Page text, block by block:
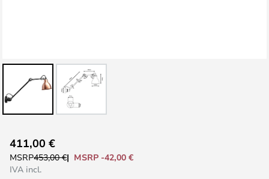
all'inizio
della
411,00 €
MSRP453,00 €
MSRP -42,00 €
IVA incl.